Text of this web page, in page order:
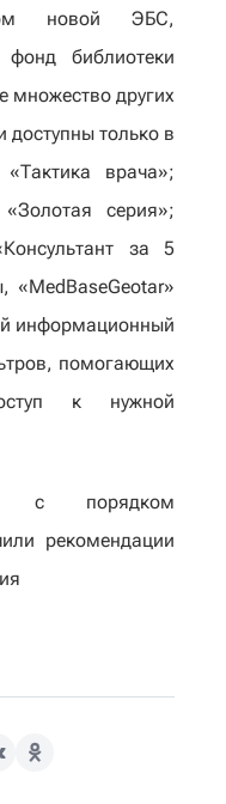
новой ЭБС,
библиотеки
множество других
только в
врача»;
серия»;
за 5
«MedBaseGeotar»
информационный
помогающих
к нужной
с порядком
рекомендации